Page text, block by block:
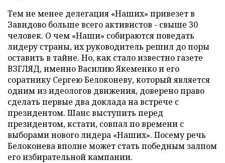
Тем не менее делегация «Наших» привезет в
Завидово больше всего активистов - свыше 30
человек. О чем «Наши» собираются поведать
лидеру страны, их руководитель решил до поры
оставить в тайне. Но, как стало известно газете
ВЗГЛЯД, именно Василию Якеменко и его
соратнику Сергею Белоконеву, который является
одним из идеологов движения, доверено право
сделать первые два доклада на встрече с
президентом. Шанс выступить перед
президентом, кстати, совпал по времени с
выборами нового лидера «Наших». Посему речь
Белоконева вполне может стать победным залпом
его избирательной кампании.